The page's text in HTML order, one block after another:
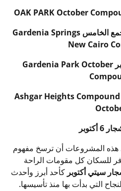
كمبوند جاردينيا سبرينجز التجمع الخامس Gardenia Springs
New Cairo
كمبوند جاردينيا بارك أكتوبر Gardenia Park October
كمبوند أشجار هايتس أكتوبر Ashgar Heights Compound
أكتوبر
المشروعات أن ترسخ مفهوم
للسكان كل مقومات الراحة
سيتي أكتوبر كأحد أبرز وأحدث
التي بدأت بها منذ تأسيسها.